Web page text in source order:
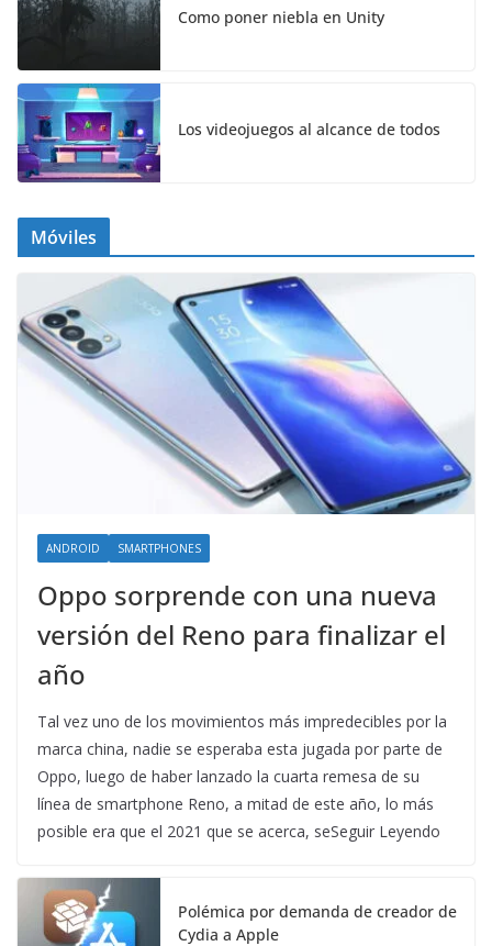
Como poner niebla en Unity
Los videojuegos al alcance de todos
Móviles
ANDROID SMARTPHONES
Oppo sorprende con una nueva
versión del Reno para finalizar el
año
Tal vez uno de los movimientos más impredecibles por la
marca china, nadie se esperaba esta jugada por parte de
Oppo, luego de haber lanzado la cuarta remesa de su
línea de smartphone Reno, a mitad de este año, lo más
posible era que el 2021 que se acerca, seSeguir Leyendo
Polémica por demanda de creador de
Cydia a Apple